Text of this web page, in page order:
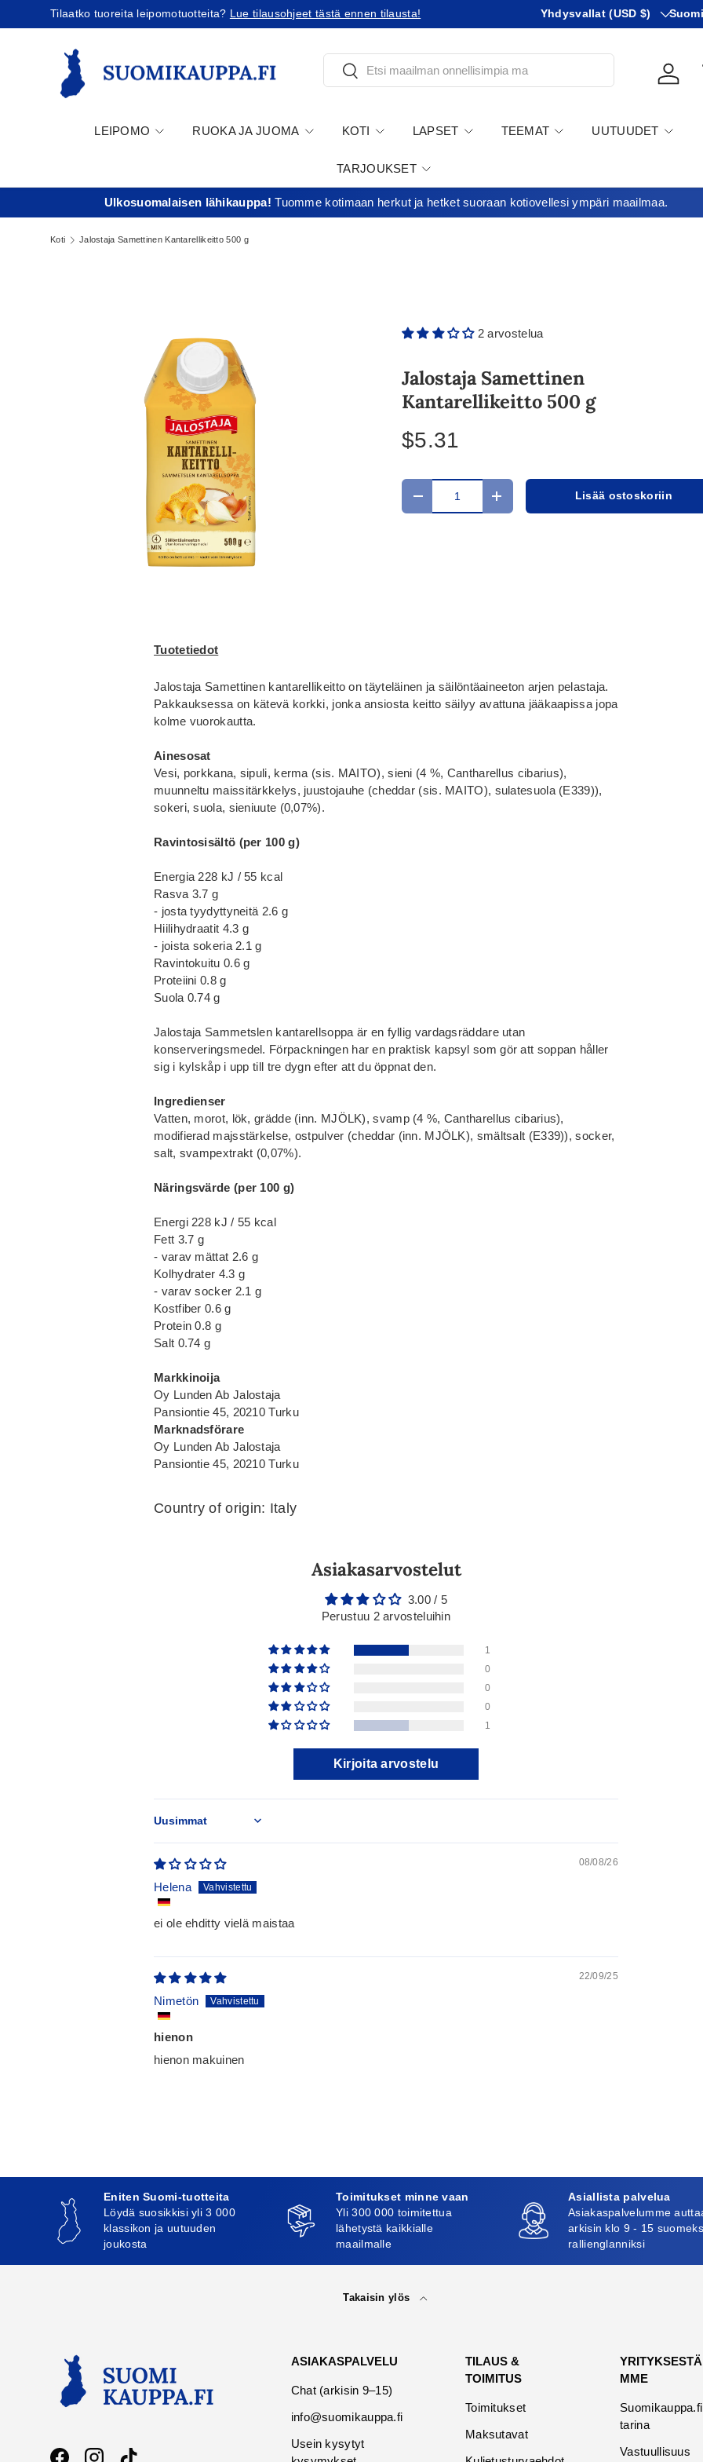
Jatka sisältöön
Tilaatko Yhdysvaltoihin?Tutustu uusiin tullikäytäntöihin! Minimitilausraja 35€
Maa
Yhdysvallat (USD $) KIeli
Suomi
Etsi
LEIPOMO RUOKA JA JUOMA KOTI LAPSET TEEMAT UUTUUDET
TARJOUKSET
Ulkosuomalaisen lähikauppa!Tuomme kotimaan herkut ja hetket suoraan kotiovellesi ympäri maailmaa.
Koti Jalostaja Samettinen Kantarellikeitto 500 g
2 arvostelua
Jalostaja Samettinen
Kantarellikeitto 500 g
$5.31
Määrä
Translation missing: fi.cart.items.decrease_quantity
Translation missing:Lisää ostoskoriin
Tuotetiedot
Jalostaja Samettinen kantarellikeitto on täyteläinen ja säilöntäaineeton arjen pelastaja.
Pakkauksessa on kätevä korkki, jonka ansiosta keitto säilyy avattuna jääkaapissa jopa
kolme vuorokautta.
Ainesosat
Vesi, porkkana, sipuli, kerma (sis. MAITO), sieni (4 %, Cantharellus cibarius),
muunneltu maissitärkkelys, juustojauhe (cheddar (sis. MAITO), sulatesuola (E339)),
sokeri, suola, sieniuute (0,07%).
Ravintosisältö (per 100 g)
Energia 228 kJ / 55 kcal
Rasva 3.7 g
- josta tyydyttyneitä 2.6 g
Hiilihydraatit 4.3 g
- joista sokeria 2.1 g
Ravintokuitu 0.6 g
Proteiini 0.8 g
Suola 0.74 g
Jalostaja Sammetslen kantarellsoppa är en fyllig vardagsräddare utan
konserveringsmedel. Förpackningen har en praktisk kapsyl som gör att soppan håller
sig i kylskåp i upp till tre dygn efter att du öppnat den.
Ingredienser
Vatten, morot, lök, grädde (inn. MJÖLK), svamp (4 %, Cantharellus cibarius),
modifierad majsstärkelse, ostpulver (cheddar (inn. MJÖLK), smältsalt (E339)), socker,
salt, svampextrakt (0,07%).
Näringsvärde (per 100 g)
Energi 228 kJ / 55 kcal
Fett 3.7 g
- varav mättat 2.6 g
Kolhydrater 4.3 g
- varav socker 2.1 g
Kostfiber 0.6 g
Protein 0.8 g
Salt 0.74 g
Markkinoija
Oy Lunden Ab Jalostaja
Pansiontie 45, 20210 Turku
Marknadsförare
Oy Lunden Ab Jalostaja
Pansiontie 45, 20210 Turku
Country of origin: Italy
Asiakasarvostelut
3.00 / 5
Perustuu 2 arvosteluihin
1
0
0
0
1
Kirjoita arvostelu
Sort by
08/08/26
Helena
ei ole ehditty vielä maistaa
22/09/25
Nimetön
hienon
hienon makuinen
Eniten Suomi-tuotteita
Löydä suosikkisi yli 3 000
klassikon ja uutuuden
joukosta
Toimitukset minne vaan
Yli 300 000 toimitettua
lähetystä kaikkialle
maailmalle
Asiallista palvelua
Asiakaspalvelumme
arkisin klo 9 - 15
rallienglanniksi
Takaisin ylös
ASIAKASPALVELU
Chat (arkisin 9–15)
info@suomikauppa.fi
Usein kysytyt
TILAUS &
TOIMITUS
Toimitukset
Maksutavat
YRITYKSESTÄ
MME
Suomikauppa.fi
tarina
Vastuullisuus